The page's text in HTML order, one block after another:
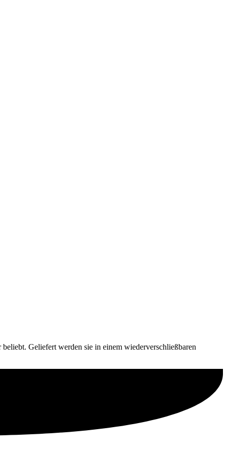
Geliefert werden sie in einem wiederverschließbaren